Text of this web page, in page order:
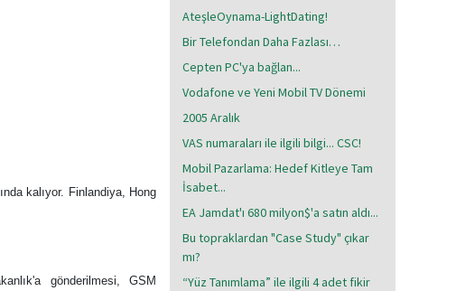
kalıyor. Finlandiya, Hong
gönderilmesi, GSM
AteşleOynama-LightDating!
Bir Telefondan Daha Fazlası…
Cepten PC'ya bağlan...
Vodafone ve Yeni Mobil TV Dönemi
2005 Aralık
VAS numaraları ile ilgili bilgi... CSC!
Mobil Pazarlama: Hedef Kitleye Tam
İsabet...
EA Jamdat'ı 680 milyon$'a satın aldı...
Bu topraklardan "Case Study" çıkar
mı?
“Yüz Tanımlama” ile ilgili 4 adet fikir